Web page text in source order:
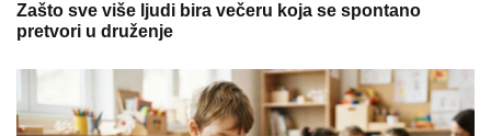
Zašto sve više ljudi bira večeru koja se spontano
pretvori u druženje